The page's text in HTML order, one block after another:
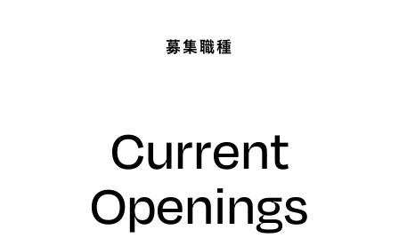
募集職種
Current
Openings